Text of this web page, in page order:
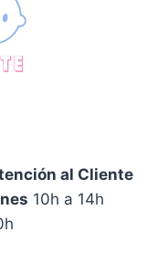
al Cliente
10h a 14h